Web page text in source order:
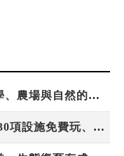
嘉義鹿草夏日探索趣！結合科學、農場與自然的親子小旅行
高雄最大親子遊樂園8/8開幕！30項設施免費玩、YOYO家族嗨翻暑假